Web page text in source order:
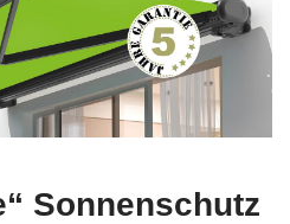
Sonnenschutz